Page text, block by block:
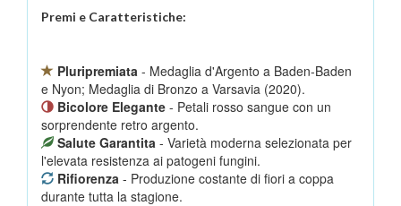
Premi e Caratteristiche:
Pluripremiata - Medaglia d'Argento a Baden-Baden
e Nyon; Medaglia di Bronzo a Varsavia (2020).
Bicolore Elegante - Petali rosso sangue con un
sorprendente retro argento.
Salute Garantita - Varietà moderna selezionata per
l'elevata resistenza ai patogeni fungini.
Rifiorenza - Produzione costante di fiori a coppa
durante tutta la stagione.